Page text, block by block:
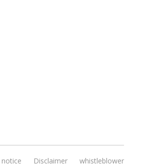
Disclaimer whistleblower